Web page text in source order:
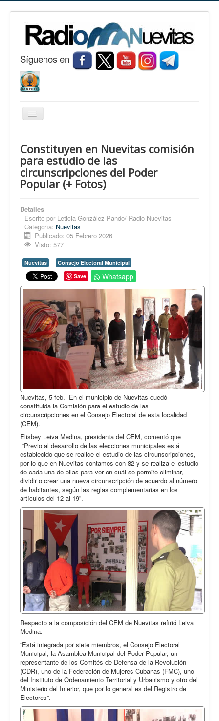
Síguenos en
Cambiar
Nuevitas
Noticias
Conozca Nuevitas
Opinión
En audio
Ciencia, tecnología y curiosidades
Francés
Inglés
Desempolvando la historia
Constituyen en Nuevitas comisión
para estudio de las
circunscripciones del Poder
Popular (+ Fotos)
Detalles
Escrito por Leticia González Pando/ Radio Nuevitas
Categoría: Nuevitas
Publicado: 05 Febrero 2026
Visto: 577
Nuevitas
Consejo Electoral Municipal
Save
Whatsapp
Nuevitas, 5 feb.- En el municipio de Nuevitas quedó
constituida la Comisión para el estudio de las
circunscripciones en el Consejo Electoral de esta localidad
(CEM).
Elisbey Leiva Medina, presidenta del CEM, comentó que
“Previo al desarrollo de las elecciones municipales está
establecido que se realice el estudio de las circunscripciones,
por lo que en Nuevitas contamos con 82 y se realiza el estudio
de cada una de ellas para ver en cuál se permite eliminar,
dividir o crear una nueva circunscripción de acuerdo al número
de habitantes, según las reglas complementarias en los
artículos del 12 al 19”.
Respecto a la composición del CEM de Nuevitas refirió Leiva
Medina.
“Está integrada por siete miembros, el Consejo Electoral
Municipal, la Asamblea Municipal del Poder Popular, un
representante de los Comités de Defensa de la Revolución
(CDR), uno de la Federación de Mujeres Cubanas (FMC), uno
del Instituto de Ordenamiento Territorial y Urbanismo y otro del
Ministerio del Interior, que por lo general es del Registro de
Electores”.